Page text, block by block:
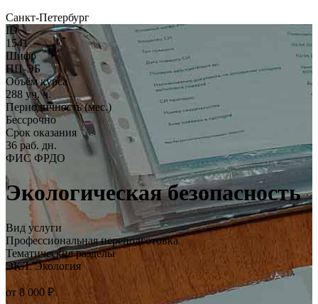
Санкт-Петербург
ID
1541
Шифр
ПП-ЭБ
Объём курса
288 уч. ч.
Периодичность (мес.)
Бессрочно
Срок оказания
36 раб. дн.
ФИС ФРДО
Экологическая безопасность
Вид услуги
Профессиональная переподготовка
Тематические разделы
ЭКЛ. Экология
от 8 000 ₽